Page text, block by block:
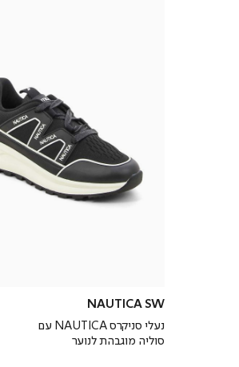
NAUTICA SW
נעלי סניקרס NAUTICA עם
סוליה מוגבהת לנוער